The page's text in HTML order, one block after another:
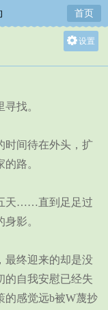
首页
设置
找。
间待在外头，扩
路。
天……直到足足过
影。
终迎来的却是没
的自我安慰已经失
的感觉远b被W蔑抄